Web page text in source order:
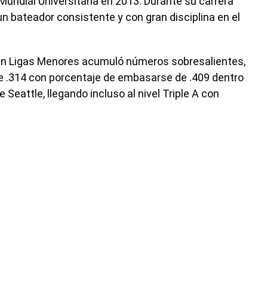
bateador consistente y con gran disciplina en el
Ligas Menores acumuló números sobresalientes,
.314 con porcentaje de embasarse de .409 dentro
Seattle, llegando incluso al nivel Triple A con